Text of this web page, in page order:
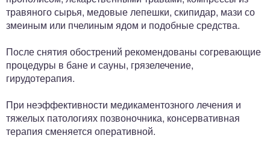
травяного сырья, медовые лепешки, скипидар, мази со
змеиным или пчелиным ядом и подобные средства.
После снятия обострений рекомендованы согревающие
процедуры в бане и сауны, грязелечение,
гирудотерапия.
При неэффективности медикаментозного лечения и
тяжелых патологиях позвоночника, консервативная
терапия сменяется оперативной.